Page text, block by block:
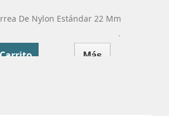
De Nylon Estándar 22 Mm
Más